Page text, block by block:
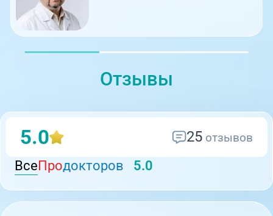
Отзывы
5.0 25отзывов
ВсеПродокторов 5.0